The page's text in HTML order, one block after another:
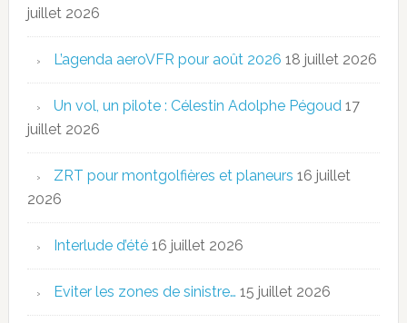
juillet 2026
L’agenda aeroVFR pour août 2026 18 juillet 2026
Un vol, un pilote : Célestin Adolphe Pégoud 17
juillet 2026
ZRT pour montgolfières et planeurs 16 juillet
2026
Interlude d’été 16 juillet 2026
Eviter les zones de sinistre… 15 juillet 2026